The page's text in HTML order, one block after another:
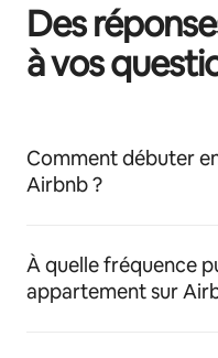
Des
à vos
Comment débuter
Airbnb ?
À quelle fréquence
appartement sur